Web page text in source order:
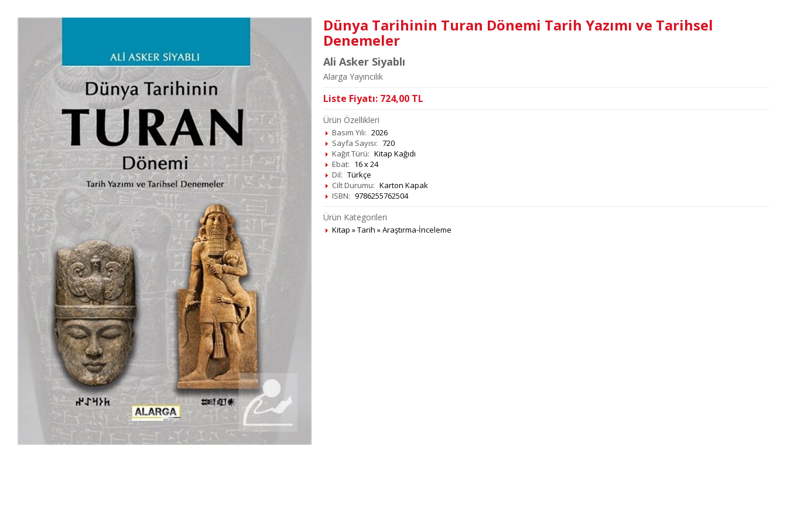
Dünya Tarihinin Turan Dönemi Tarih Yazımı ve Tarihsel
Denemeler
Ali Asker Siyablı
Alarga Yayıncılık
Liste Fiyatı: 724,00TL
Ürün Özellikleri
Basım Yılı: 2026
Sayfa Sayısı: 720
Kağıt Türü: Kitap Kağıdı
Ebat: 16 x 24
Dil: Türkçe
Cilt Durumu: Karton Kapak
ISBN: 9786255762504
Ürün Kategorileri
Kitap »Tarih »Araştırma-İnceleme